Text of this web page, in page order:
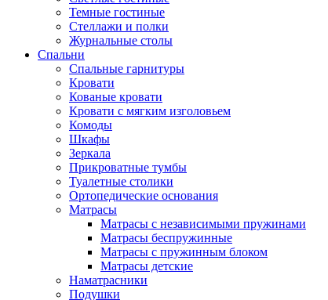
Темные гостиные
Стеллажи и полки
Журнальные столы
Спальни
Спальные гарнитуры
Кровати
Кованые кровати
Кровати с мягким изголовьем
Комоды
Шкафы
Зеркала
Прикроватные тумбы
Туалетные столики
Ортопедические основания
Матрасы
Матрасы с независимыми пружинами
Матрасы беспружинные
Матрасы с пружинным блоком
Матрасы детские
Наматрасники
Подушки